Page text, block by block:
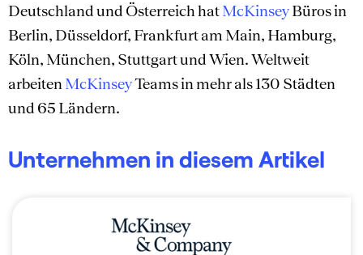
Deutschland und Österreich hatMcKinseyBüros in
Berlin, Düsseldorf, Frankfurt am Main, Hamburg,
Köln, München, Stuttgart und Wien. Weltweit
arbeiten McKinseyTeams in mehr als 130 Städten
und 65 Ländern.
Unternehmen in diesem Artikel